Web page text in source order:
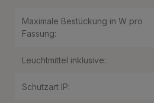
Maximale Bestückung in W pro
Fassung:
Leuchtmittel inklusive:
Schutzart IP: